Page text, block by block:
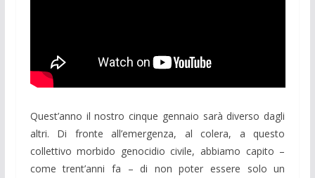
Quest’anno il nostro cinque gennaio sarà diverso dagli
altri. Di fronte all’emergenza, al colera, a questo
collettivo morbido genocidio civile, abbiamo capito –
come trent’anni fa – di non poter essere solo un